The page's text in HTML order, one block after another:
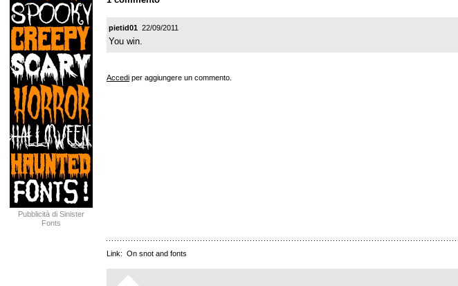
Pubblicità di Sinister
Fonts
pietid01 22/09/2011
You win.
Accedi per aggiungere un commento.
Link: On snot and fonts